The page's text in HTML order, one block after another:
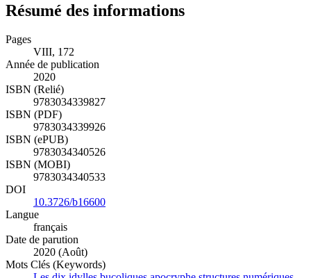
Résumé des informations
Pages
VIII, 172
Année de publication
2020
ISBN (Relié)
9783034339827
ISBN (PDF)
9783034339926
ISBN (ePUB)
9783034340526
ISBN (MOBI)
9783034340533
DOI
10.3726/b16600
Langue
français
Date de parution
2020 (Août)
Mots Clés (Keywords)